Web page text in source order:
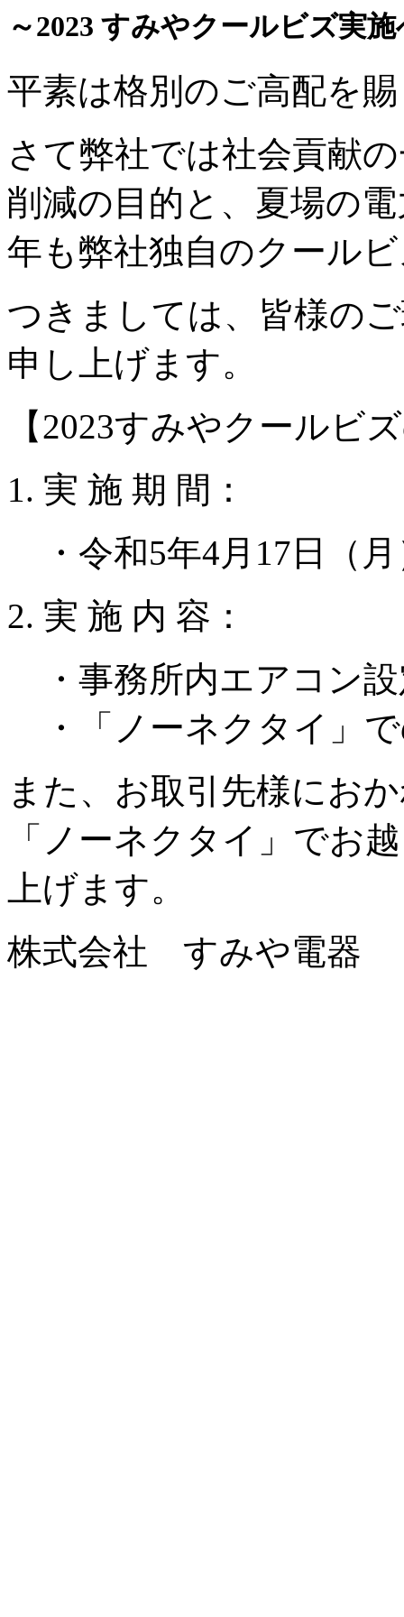
～2023 すみやクールビズ実
平素は格別のご高配を
さて弊社では社会貢献
削減の目的と、夏場の
年も弊社独自のクール
つきましては、皆様の
申し上げます。
【2023すみやクールビ
実 施 期 間：
・令和5年4月17日（
実 施 内 容：
・事務所内エアコン
・「ノーネクタイ」
また、お取引先様にお
「ノーネクタイ」でお
上げます。
株式会社 すみや電器